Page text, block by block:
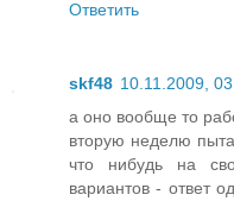
Ответить
skf48 10.11.2009,
а оно вообще то
вторую неделю
что нибудь на
вариантов - ответ